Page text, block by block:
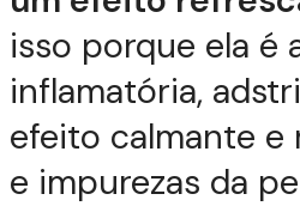
isso porque ela é
inflamatória,
efeito calmante e
e impurezas da